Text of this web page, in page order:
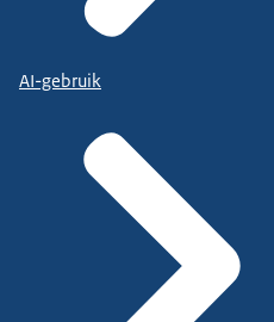
AI-gebruik